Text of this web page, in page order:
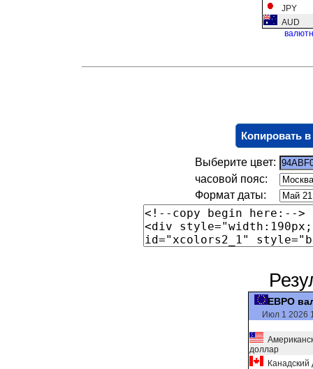
JPY
AUD
Копировать
Выберите цвет:
часовой пояс:
Формат даты:
ЕВРО
Июл 1 2026
доллар
Канадский